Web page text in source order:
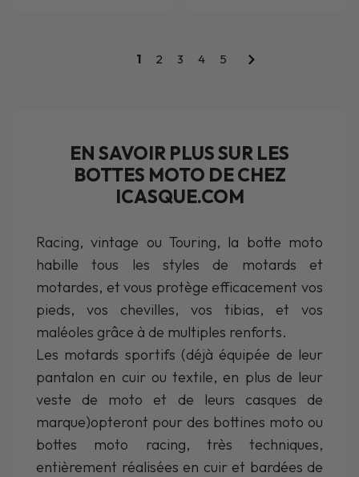
1 2 3 4 5
EN SAVOIR PLUS SUR LES
BOTTES MOTO DE CHEZ
ICASQUE.COM
Racing, vintage ou Touring, la botte moto
habille tous les styles de motards et
motardes, et vous protège efficacement vos
pieds, vos chevilles, vos tibias, et vos
maléoles grâce à de multiples renforts.
Les motards sportifs (déjà équipée de leur
pantalon en cuir ou textile, en plus de leur
veste de moto et de leurs casques de
marque)opteront pour des bottines moto ou
bottes moto racing, très techniques,
entièrement réalisées en cuir et bardées de